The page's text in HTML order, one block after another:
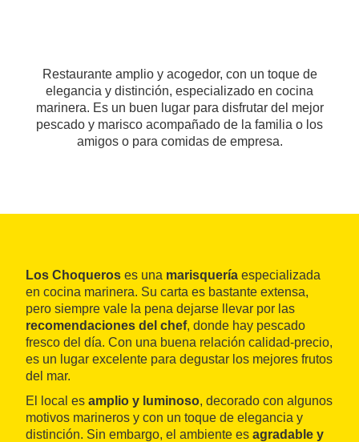
Restaurante amplio y acogedor, con un toque de
elegancia y distinción, especializado en cocina
marinera. Es un buen lugar para disfrutar del mejor
pescado y marisco acompañado de la familia o los
amigos o para comidas de empresa.
Los Choqueros es una marisquería especializada
en cocina marinera. Su carta es bastante extensa,
pero siempre vale la pena dejarse llevar por las
recomendaciones del chef, donde hay pescado
fresco del día. Con una buena relación calidad-precio,
es un lugar excelente para degustar los mejores frutos
del mar.
El local es amplio y luminoso, decorado con algunos
motivos marineros y con un toque de elegancia y
distinción. Sin embargo, el ambiente es agradable y